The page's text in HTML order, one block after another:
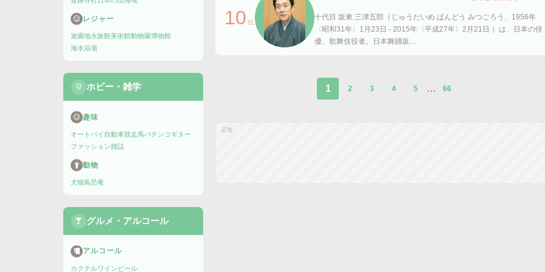
レジャー
遊園地水族館美術館動物園博物館
海水浴場
ホビー・雑学
趣味
オートバイ 自動車競走馬パチンコ ギター
ファッション雑誌
動物
犬猫鳥恐竜
グルメ・アルコール
アルコール
カクテルワイン ビール
10 位
十代目 坂東 三津五郎（じゅうだいめ ばんどう みつごろう、1956年
〈昭和31年〉1月23日 - 2015年〈平成27年〉2月21日 ）は、日本の俳
優、歌舞伎役者。日本舞踊坂…
1 2 3 4 5 … 66
広告